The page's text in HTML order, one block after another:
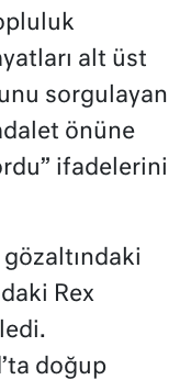
alt üst
sorgulayan
önüne
ifadelerini
gözaltındaki
Rex
doğup